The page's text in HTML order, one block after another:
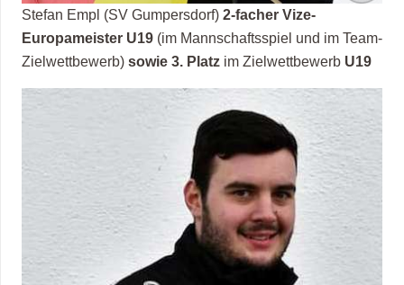
Stefan Empl (SV Gumpersdorf) 2-facher Vize-
Europameister U19 (im Mannschaftsspiel und im Team-
Zielwettbewerb) sowie 3. Platz im Zielwettbewerb U19